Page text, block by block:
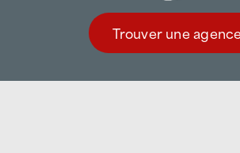
Trouver une